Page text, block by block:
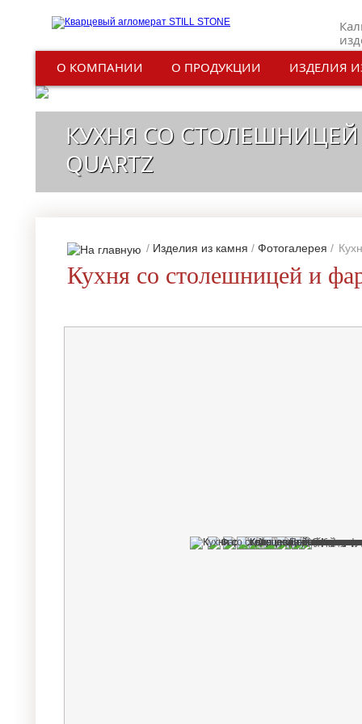
О КОМПАНИИ
О ПРОДУКЦИИ ИЗДЕЛИЯ
КУХНЯ СО СТОЛЕШНИЦЕЙ
QUARTZ
/ Изделия из камня / Фотогалерея /
Кухня со столешницей и